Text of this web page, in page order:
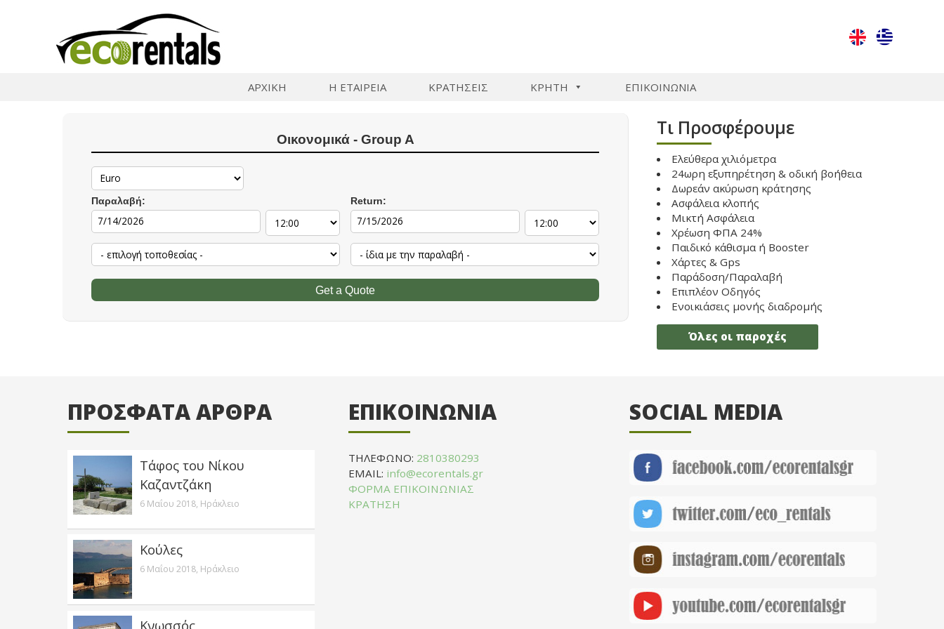
ΑΡΧΙΚΗ Η ΕΤΑΙΡΕΙΑ ΚΡΑΤΗΣΕΙΣ ΚΡΗΤΗ ΕΠΙΚΟΙΝΩΝΙΑ
Οικονομικά - Group A
Παραλαβή: Return:
Τι Προσφέρουμε
Ελεύθερα χιλιόμετρα
24ωρη εξυπηρέτηση & οδική βοήθεια
Δωρεάν ακύρωση κράτησης
Ασφάλεια κλοπής
Μικτή Ασφάλεια
Χρέωση ΦΠΑ 24%
Παιδικό κάθισμα ή Booster
Χάρτες & Gps
Παράδοση/Παραλαβή
Επιπλέον Οδηγός
Ενοικιάσεις μονής διαδρομής
Όλες οι παροχές
ΠΡΟΣΦΑΤΑ ΑΡΘΡΑ
Τάφος του Νίκου
Καζαντζάκη
6 Μαΐου 2018, Ηράκλειο
Κούλες
6 Μαΐου 2018, Ηράκλειο
Κνωσσός
ΕΠΙΚΟΙΝΩΝΙΑ
ΤΗΛΕΦΩΝΟ: 2810380293
EMAIL: info@ecorentals.gr
ΦΟΡΜΑ ΕΠΙΚΟΙΝΩΝΙΑΣ
ΚΡΑΤΗΣΗ
SOCIAL MEDIA